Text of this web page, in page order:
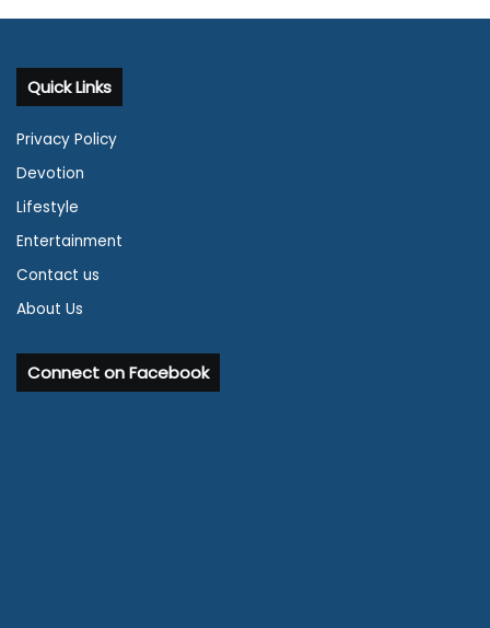
Quick Links
Privacy Policy
Devotion
Lifestyle
Entertainment
Contact us
About Us
Connect on Facebook